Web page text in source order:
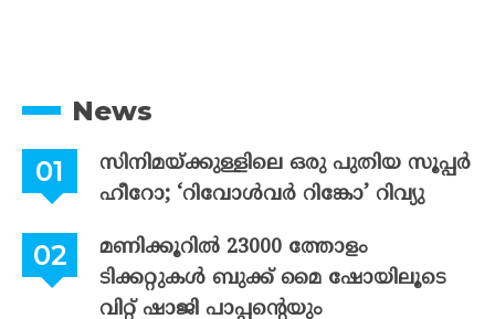
News
സിനിമയ്ക്കുള്ളിലെ ഒരു പുതിയ സൂപ്പർ
ഹീറോ; ‘റിവോൾവർ റിങ്കോ’ റിവ്യു
മണിക്കൂറിൽ 23000 ത്തോളം
ടിക്കറ്റുകൾ ബുക്ക് മൈ ഷോയിലൂടെ
വിറ്റ് ഷാജി പാപ്പന്റെയും